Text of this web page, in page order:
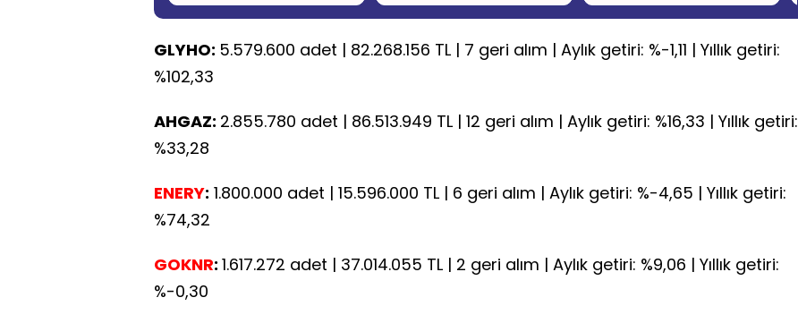
GLYHO: 5.579.600 adet | 82.268.156 TL | 7 geri alım | Aylık getiri: %-1,11 | Yıllık getiri:
%102,33
AHGAZ: 2.855.780 adet | 86.513.949 TL | 12 geri alım | Aylık getiri: %16,33 | Yıllık getiri:
%33,28
ENERY: 1.800.000 adet | 15.596.000 TL | 6 geri alım | Aylık getiri: %-4,65 | Yıllık getiri:
%74,32
GOKNR: 1.617.272 adet | 37.014.055 TL | 2 geri alım | Aylık getiri: %9,06 | Yıllık getiri:
%-0,30